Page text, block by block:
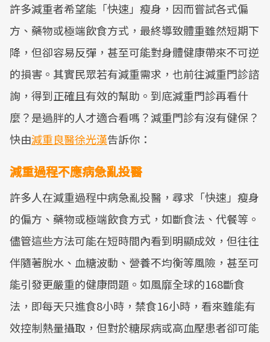
許多減重者希望能「快速」瘦身，因而嘗試各式偏
方、藥物或極端飲食方式，最終導致體重雖然短期下
降，但卻容易反彈，甚至可能對身體健康帶來不可逆
的損害。其實民眾若有減重需求，也前往減重門診諮
詢，得到正確且有效的幫助。到底減重門診再看什
麼？是過胖的人才適合看嗎？減重門診有沒有健保？
快由減重良醫徐光漢告訴你：
減重過程不應病急亂投醫
許多人在減重過程中病急亂投醫，尋求「快速」瘦身
的偏方、藥物或極端飲食方式，如斷食法、代餐等。
儘管這些方法可能在短時間內看到明顯成效，但往往
伴隨著脫水、血糖波動、營養不均衡等風險，甚至可
能引發更嚴重的健康問題。如風靡全球的168斷食
法，即每天只進食8小時，禁食16小時，看來雖能有
效控制熱量攝取，但對於糖尿病或高血壓患者卻可能